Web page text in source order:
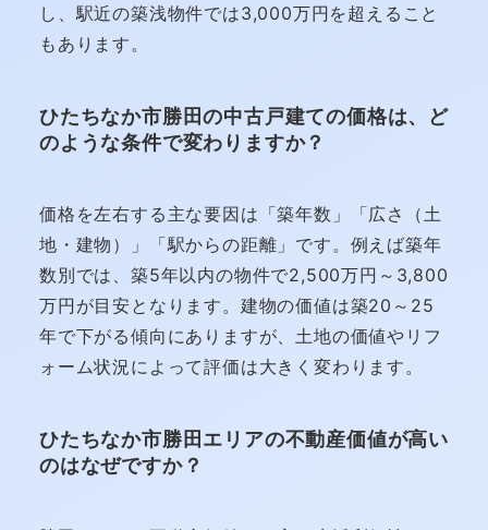
し、駅近の築浅物件では3,000万円を超えること
もあります。
ひたちなか市勝田の中古戸建ての価格は、ど
のような条件で変わりますか？
価格を左右する主な要因は「築年数」「広さ（土
地・建物）」「駅からの距離」です。例えば築年
数別では、築5年以内の物件で2,500万円～3,800
万円が目安となります。建物の価値は築20～25
年で下がる傾向にありますが、土地の価値やリフ
ォーム状況によって評価は大きく変わります。
ひたちなか市勝田エリアの不動産価値が高い
のはなぜですか？